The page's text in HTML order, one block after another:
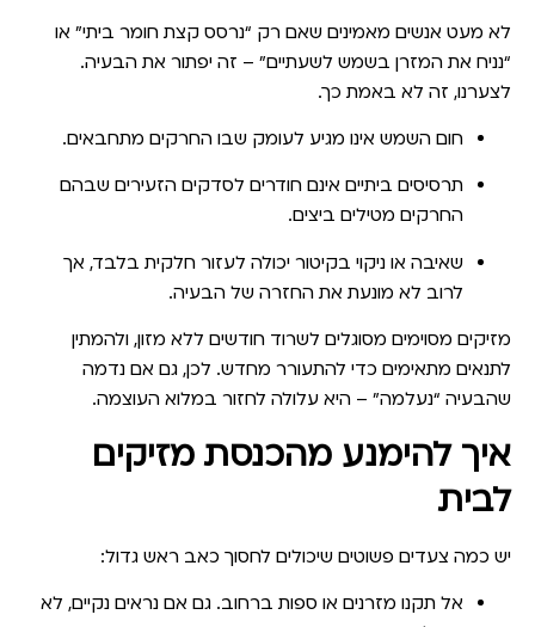
לא מעט אנשים מאמינים שאם רק “נרסס קצת חומר ביתי” או
“נניח את המזרן בשמש לשעתיים” – זה יפתור את הבעיה.
לצערנו, זה לא באמת כך.
חום השמש אינו מגיע לעומק שבו החרקים מתחבאים.
תרסיסים ביתיים אינם חודרים לסדקים הזעירים שבהם
החרקים מטילים ביצים.
שאיבה או ניקוי בקיטור יכולה לעזור חלקית בלבד, אך
לרוב לא מונעת את החזרה של הבעיה.
מזיקים מסוימים מסוגלים לשרוד חודשים ללא מזון, ולהמתין
לתנאים מתאימים כדי להתעורר מחדש. לכן, גם אם נדמה
שהבעיה “נעלמה” – היא עלולה לחזור במלוא העוצמה.
איך להימנע מהכנסת מזיקים
לבית
יש כמה צעדים פשוטים שיכולים לחסוך כאב ראש גדול:
אל תקנו מזרנים או ספות ברחוב. גם אם נראים נקיים, לא